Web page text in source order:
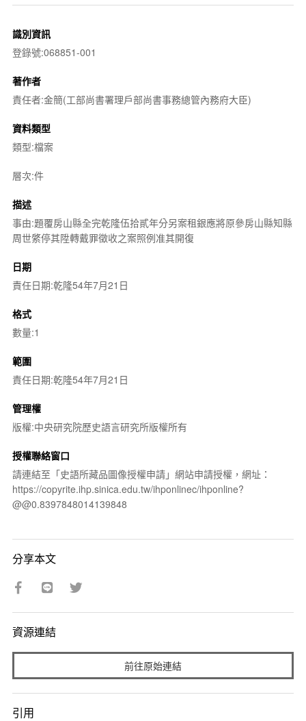
識別資訊
登錄號:068851-001
著作者
責任者:金簡(工部尚書署理戶部尚書事務總管內務府大臣)
資料類型
類型:檔案
層次:件
描述
事由:題覆房山縣全完乾隆伍拾貳年分另案租銀應將原參房山縣知縣
周世綮停其陞轉戴罪徵收之案照例准其開復
日期
責任日期:乾隆54年7月21日
格式
數量:1
範圍
責任日期:乾隆54年7月21日
管理權
版權:中央研究院歷史語言研究所版權所有
授權聯絡窗口
請連結至「史語所藏品圖像授權申請」網站申請授權，網址：
https://copyrite.ihp.sinica.edu.tw/ihponlinec/ihponline?
@@0.8397848014139848
分享本文
資源連結
前往原始連結
引用